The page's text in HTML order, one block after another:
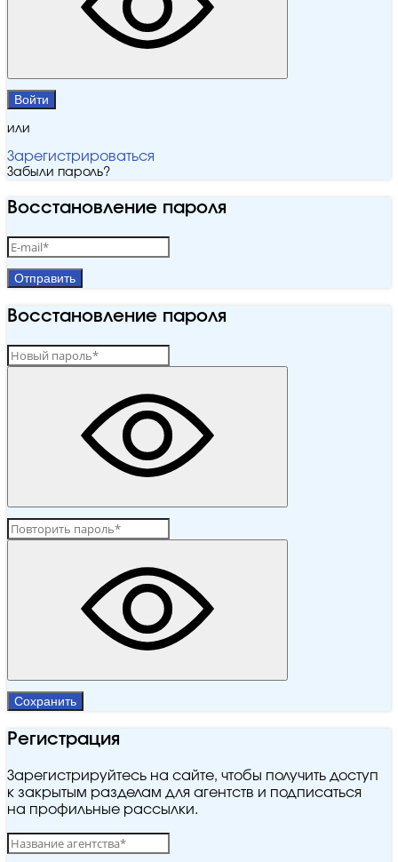
Войти
или
Зарегистрироваться
Забыли пароль?
Восстановление пароля
Отправить
Восстановление пароля
Сохранить
Регистрация
Зарегистрируйтесь на сайте, чтобы получить доступ
к закрытым разделам для агентств и подписаться
на профильные рассылки.